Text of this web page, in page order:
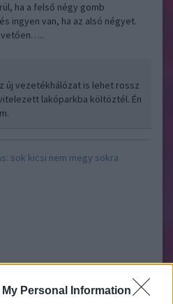
Personal Information
ha a felső négy gomb
ingyen van, ha az alsó négyet.
új vezetékhálózat is lehet rossz
lakóparkba költöztél. Én
sok kicsi nem megy sokra
a nyelvi előkészítő,
három nyelv tanulását tennék